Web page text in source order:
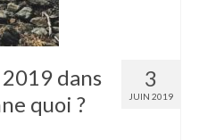
3
JUIN 2019
dans
quoi ?